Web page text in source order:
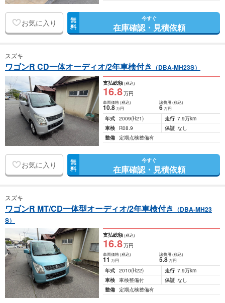
お気に入り 無
料
今すぐ
在庫確認・見積依頼
スズキ
ワゴンR CD一体オーディオ/2年車検付き （DBA-MH23S）
支払総額(税込)
16.8万円
車両価格(税込)
10.8万円
諸費用 (税込)
6 万円
年式 2009(H21) 走行 7.9万km
車検
R08.9 保証 なし
整備 定期点検整備有
お気に入り 無
料
今すぐ
在庫確認・見積依頼
スズキ
ワゴンR MT/CD一体型オーディオ/2年車検付き （DBA-MH23
S）
支払総額(税込)
16.8万円
車両価格(税込)
11万円
諸費用 (税込)
5.8 万円
年式 2010(H22) 走行 7.9万km
車検 車検整備付 保証 なし
整備 定期点検整備有